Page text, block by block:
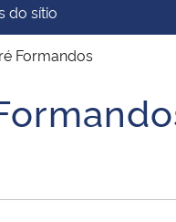
Geral da
Central do Brasil
do sítio
Formandos